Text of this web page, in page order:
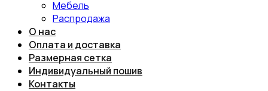
Мебель
Распродажа
О нас
Оплата и доставка
Размерная сетка
Индивидуальный пошив
Контакты